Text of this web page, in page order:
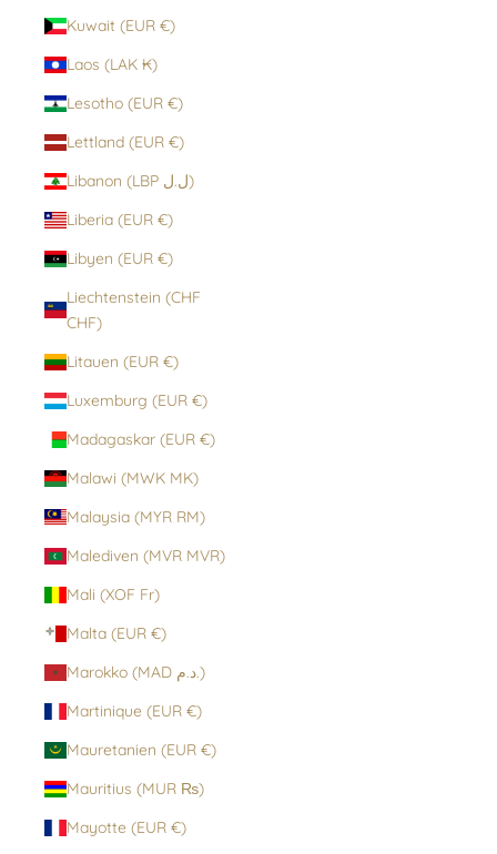
Kuwait (EUR €)
Laos (LAK ₭)
Lesotho (EUR €)
Lettland (EUR €)
Libanon (LBP ل.ل)
Liberia (EUR €)
Libyen (EUR €)
Liechtenstein (CHF
CHF)
Litauen (EUR €)
Luxemburg (EUR €)
Madagaskar (EUR €)
Malawi (MWK MK)
Malaysia (MYR RM)
Malediven (MVR MVR)
Mali (XOF Fr)
Malta (EUR €)
Marokko (MAD د.م.)
Martinique (EUR €)
Mauretanien (EUR €)
Mauritius (MUR ₨)
Mayotte (EUR €)